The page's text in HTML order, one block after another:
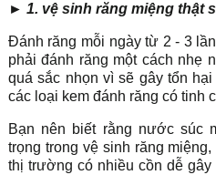
► 1. vệ sinh răng miệng thật
Đánh răng mỗi ngày từ 2 - 3
phải đánh răng một cách nhẹ
quá sắc nhọn vì sẽ gây tổn
các loại kem đánh răng có tinh
Bạn nên biết rằng nước súc
trọng trong vệ sinh răng
thị trường có nhiều cồn dễ gây